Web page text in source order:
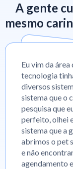
A gente
mesmo
Eu vim da
tecnologia
diversos
sistema que o
pesquisa que
perfeito, olhei
sistema que a
abrimos o pet
e não
agendamento